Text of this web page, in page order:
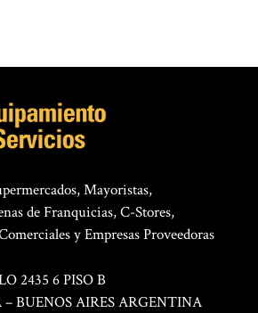
Mayoristas,
de Franquicias, C-Stores,
y Empresas Proveedoras
2435 6 PISO B
– BUENOS AIRES ARGENTINA